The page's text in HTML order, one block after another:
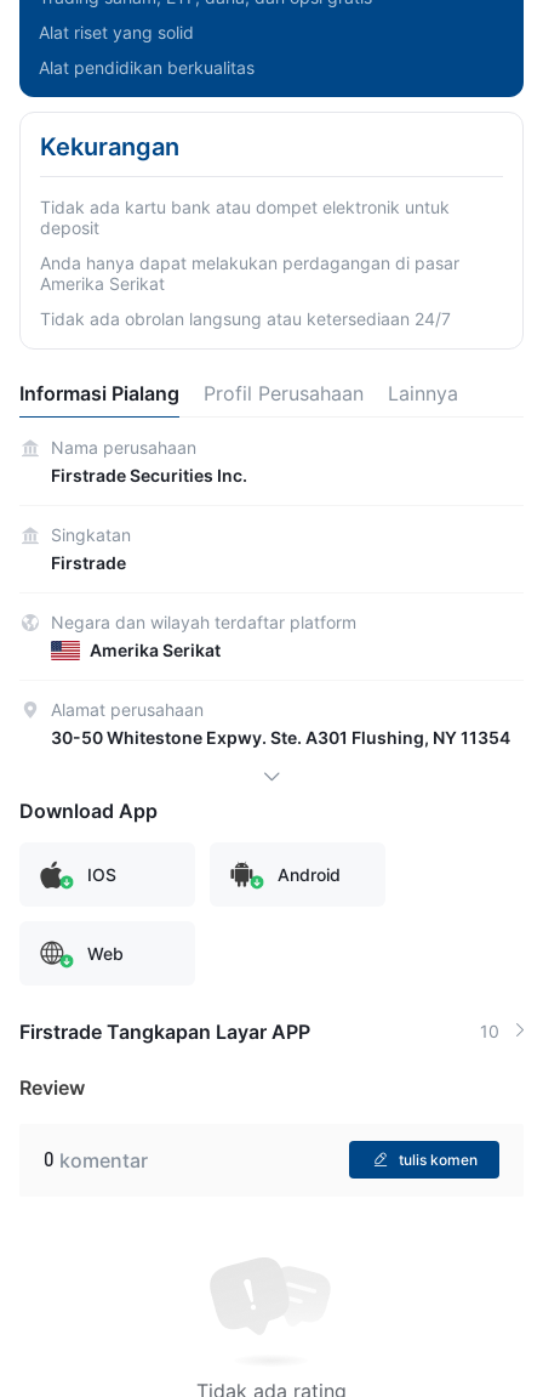
Alat riset yang solid
Alat pendidikan berkualitas
Kekurangan
Tidak ada kartu bank atau dompet elektronik untuk
deposit
Anda hanya dapat melakukan perdagangan di pasar
Amerika Serikat
Tidak ada obrolan langsung atau ketersediaan 24/7
Informasi Pialang Profil Perusahaan Lainnya
Nama perusahaan
Firstrade Securities Inc.
Singkatan
Firstrade
Negara dan wilayah terdaftar platform
Amerika Serikat
Alamat perusahaan
30-50 Whitestone Expwy. Ste. A301 Flushing, NY 11354
Download App
IOS Android
Web
Firstrade Tangkapan Layar APP 10
Review
0 komentar tulis komen
Tidak ada rating